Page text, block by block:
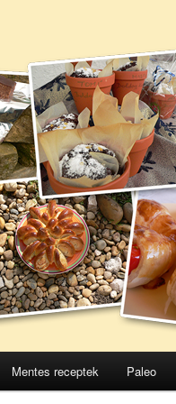
Mentes receptek Paleo